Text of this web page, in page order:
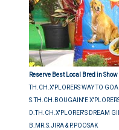
Reserve Best Local Bred in Show
TH.CH.X'PLORERS WAY TO
S.TH.CH.BOUGAIN'E
D.TH.CH.X'PLORER'S DREAM
B.MR.S.JIRA & P.POOSAK